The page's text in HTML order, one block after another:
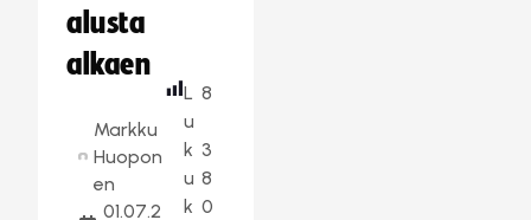
alusta
alkaen
Markku
Huopon
en
01.07.2
L
u
k
u
k
8
3
8
0